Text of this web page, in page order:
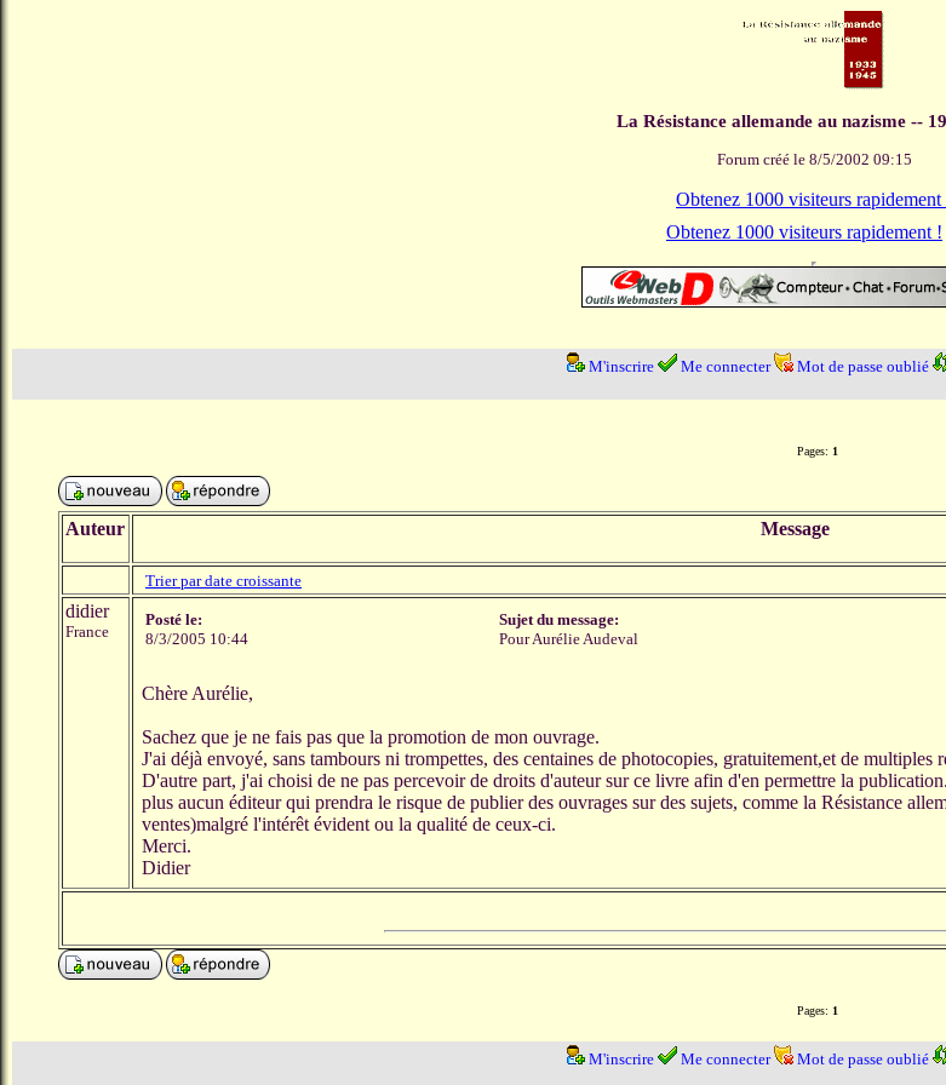
La Résistance allemande au nazisme --
Forum créé le 8/5/2002 09:15
Obtenez 1000 visiteurs rapidement
Obtenez 1000 visiteurs rapidement !
M'inscrire Me connecter Mot de passe oublié
Pages: 1
Auteur Message
Trier par date croissante
didier
France
Posté le:
8/3/2005 10:44
Sujet du message:
Pour Aurélie Audeval
Chère Aurélie,
Sachez que je ne fais pas que la promotion de mon ouvrage.
J'ai déjà envoyé, sans tambours ni trompettes, des centaines de photocopies, gratuitement,et de multiples
D'autre part, j'ai choisi de ne pas percevoir de droits d'auteur sur ce livre afin d'en permettre la
plus aucun éditeur qui prendra le risque de publier des ouvrages sur des sujets, comme la Résistance
ventes)malgré l'intérêt évident ou la qualité de ceux-ci.
Merci.
Didier
Pages: 1
M'inscrire Me connecter Mot de passe oublié